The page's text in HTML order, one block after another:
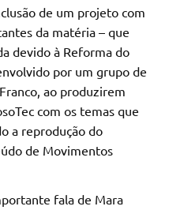
de um projeto com
da matéria – que
devido à Reforma do
por um grupo de
ao produzirem
com os temas que
a reprodução do
de Movimentos
fala de Mara